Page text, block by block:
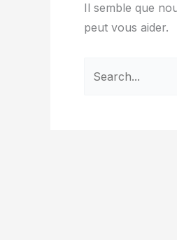
Il semble que
peut vous aider.